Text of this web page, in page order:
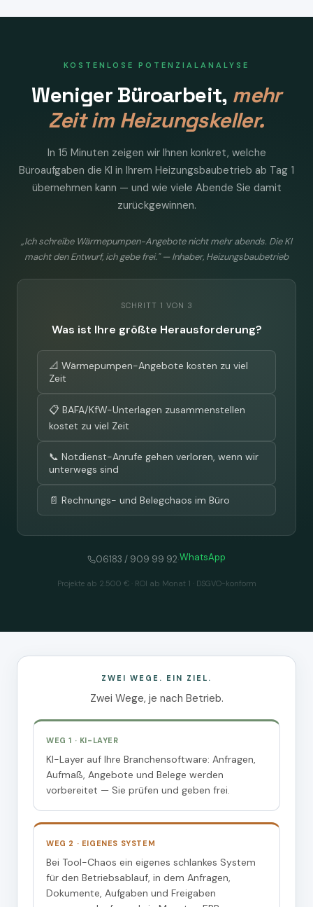
KOSTENLOSE POTENZIALANALYSE
Weniger Büroarbeit, mehr
Zeit im Heizungskeller.
In 15 Minuten zeigen wir Ihnen konkret, welche
Büroaufgaben die KI in Ihrem Heizungsbaubetrieb ab Tag 1
übernehmen kann — und wie viele Abende Sie damit
zurückgewinnen.
„Ich schreibe Wärmepumpen-Angebote nicht mehr abends. Die KI
macht den Entwurf, ich gebe frei." — Inhaber, Heizungsbaubetrieb
SCHRITT 1 VON 3
Was ist Ihre größte Herausforderung?
📐 Wärmepumpen-Angebote kosten zu viel
Zeit
📋 BAFA/KfW-Unterlagen zusammenstellen
kostet zu viel Zeit
📞 Notdienst-Anrufe gehen verloren, wenn wir
unterwegs sind
📄 Rechnungs- und Belegchaos im Büro
06183 / 909 99 92·WhatsApp
Projekte ab 2.500 € · ROI ab Monat 1 · DSGVO-konform
ZWEI WEGE. EIN ZIEL.
Zwei Wege, je nach Betrieb.
WEG 1 · KI-LAYER
KI-Layer auf Ihre Branchensoftware: Anfragen,
Aufmaß, Angebote und Belege werden
vorbereitet — Sie prüfen und geben frei.
WEG 2 · EIGENES SYSTEM
Bei Tool-Chaos ein eigenes schlankes System
für den Betriebsablauf, in dem Anfragen,
Dokumente, Aufgaben und Freigaben